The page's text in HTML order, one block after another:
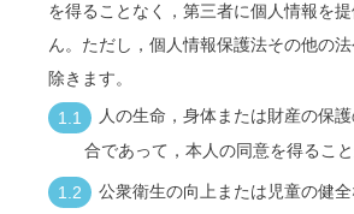
を得ることなく，第三者に個人情報を
ん。ただし，個人情報保護法その他の
除きます。
人の生命，身体または財産の保
合であって，本人の同意を得るこ
公衆衛生の向上または児童の健